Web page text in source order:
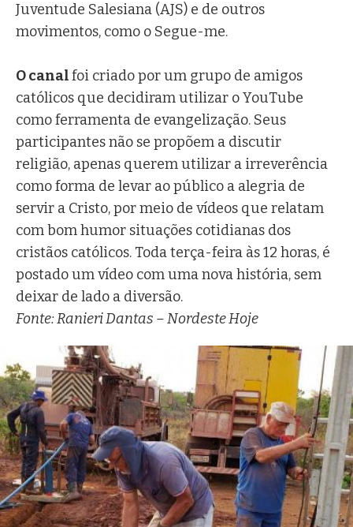
Juventude Salesiana (AJS) e de outros
movimentos, como o Segue-me.
O canalfoi criado por um grupo de amigos
católicos que decidiram utilizar o YouTube
como ferramenta de evangelização. Seus
participantes não se propõem a discutir
religião, apenas querem utilizar a irreverência
como forma de levar ao público a alegria de
servir a Cristo, por meio de vídeos que relatam
com bom humor situações cotidianas dos
cristãos católicos. Toda terça-feira às 12 horas, é
postado um vídeo com uma nova história, sem
deixar de lado a diversão.
Fonte: Ranieri Dantas – Nordeste Hoje